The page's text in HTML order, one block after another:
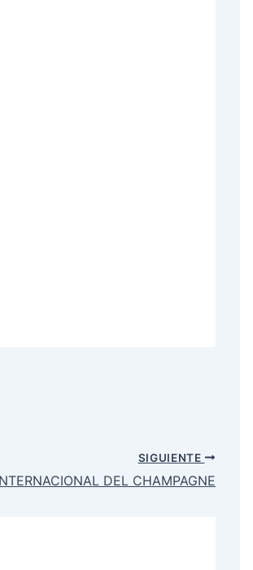
SIGUIENTE
DEL CHAMPAGNE